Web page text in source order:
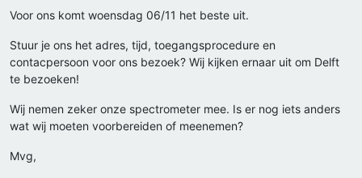
Voor ons komt woensdag 06/11 het beste uit.
Stuur je ons het adres, tijd, toegangsprocedure en
contacpersoon voor ons bezoek? Wij kijken ernaar uit om Delft
te bezoeken!
Wij nemen zeker onze spectrometer mee. Is er nog iets anders
wat wij moeten voorbereiden of meenemen?
Mvg,